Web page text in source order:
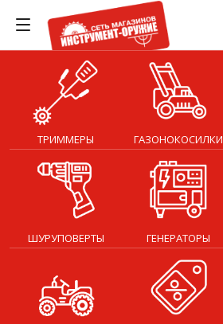
ТРИММЕРЫ ГАЗОНОКОСИЛКИ
ШУРУПОВЕРТЫ ГЕНЕРАТОРЫ